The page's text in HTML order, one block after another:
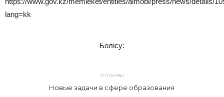
lang=kk
Бөлісу:
Алдыңғы
Новые задачи в сфере образования